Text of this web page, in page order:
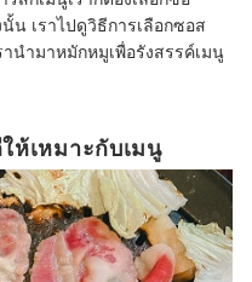
น เราไปดูวิธีการเลือกซอส
นำมาหมักหมูเพื่อรังสรรค์เมนู
ห้เหมาะกับเมนู